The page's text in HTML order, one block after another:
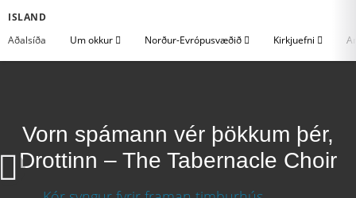
ISLAND
Aðalsíða
Um okkur Norður-Evrópusvæðið Kirkjuefni
Vorn spámann vér þökkum þér,
Drottinn – The Tabernacle Choir